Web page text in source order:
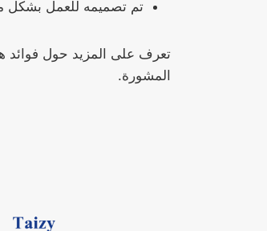
تم تصميمه للعمل بشكل
تعرف على المزيد حول فوائد
المشورة.